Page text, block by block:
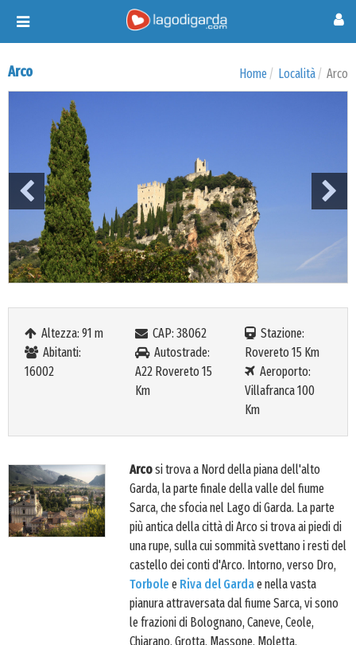
Toggle
navigation
Home Località Arco
Arco
Altezza: 91 m
Abitanti:
16002
CAP: 38062
Autostrade:
A22 Rovereto 15
Km
Stazione:
Rovereto 15 Km
Aeroporto:
Villafranca 100
Km
Arcosi trova a Nord della piana dell'alto
Garda, la parte finale della valle del fiume
Sarca, che sfocia nel Lago di Garda. La parte
più antica della città di Arco si trova ai piedi di
una rupe, sulla cui sommità svettano i resti del
castello dei conti d'Arco. Intorno, verso Dro,
Torbole e Riva del Gardae nella vasta
pianura attraversata dal fiume Sarca, vi sono
le frazioni di Bolognano, Caneve, Ceole,
Chiarano, Grotta, Massone, Moletta,